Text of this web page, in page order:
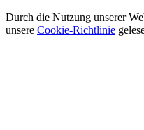
Durch die Nutzung unserer
unsere Cookie-Richtlinie